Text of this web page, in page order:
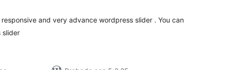
and very advance wordpress slider . You can
slider